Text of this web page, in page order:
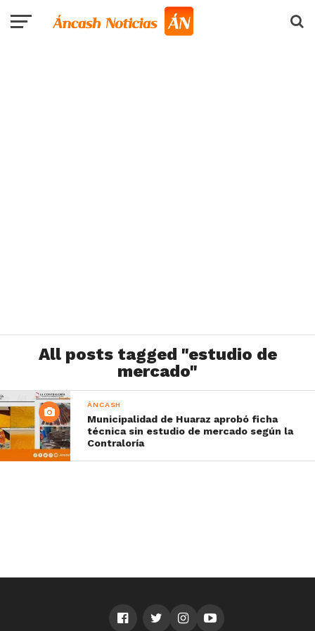
All posts tagged "estudio de
mercado"
ÁNCASH
Municipalidad de Huaraz aprobó ficha
técnica sin estudio de mercado según la
Contraloría